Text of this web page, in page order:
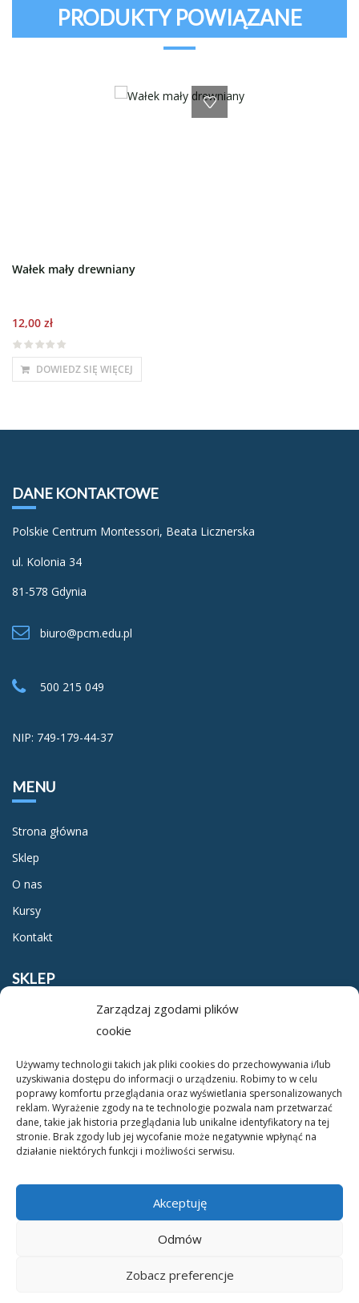
Zarządzaj zgodami plików
cookie
Używamy technologii takich jak pliki cookies do przechowywania i/lub
uzyskiwania dostępu do informacji o urządzeniu. Robimy to w celu
poprawy komfortu przeglądania oraz wyświetlania spersonalizowanych
reklam. Wyrażenie zgody na te technologie pozwala nam przetwarzać
dane, takie jak historia przeglądania lub unikalne identyfikatory na tej
stronie. Brak zgody lub jej wycofanie może negatywnie wpłynąć na
działanie niektórych funkcji i możliwości serwisu.
Akceptuję
Odmów
Zobacz preferencje
PRODUKTY POWIĄZANE
Wałek mały drewniany
12,00 zł
DOWIEDZ SIĘ WIĘCEJ
DANE KONTAKTOWE
Polskie Centrum Montessori, Beata Licznerska
ul. Kolonia 34
81-578 Gdynia
biuro@pcm.edu.pl
500 215 049
NIP: 749-179-44-37
MENU
Strona główna
Sklep
O nas
Kursy
Kontakt
SKLEP
O NAS
O nas
Copyright © 2026 - Polskie Centrum Montessori - All